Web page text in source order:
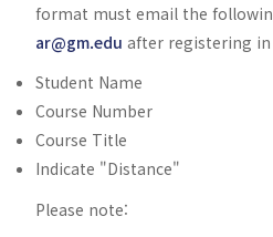
format must email the
ar@gm.edu after registering in
Student Name
Course Number
Course Title
Indicate "Distance"
Please note: